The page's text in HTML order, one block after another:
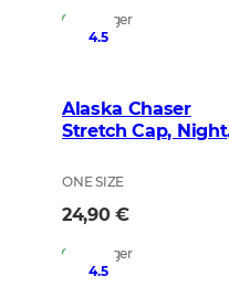
Auf Lager
4.5
Alaska Chaser
Stretch Cap, Night
ONE SIZE
24,90 €
Auf Lager
4.5